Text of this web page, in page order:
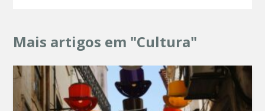
Mais artigos em "Cultura"